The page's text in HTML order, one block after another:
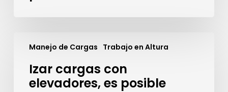
Manejo de Cargas Trabajo en Altura
cargas
elevadores,
posible
Izar cargas con
elevadores, es posible